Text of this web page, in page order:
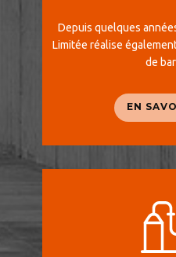
Depuis quelques
Limitée réalise
de
EN